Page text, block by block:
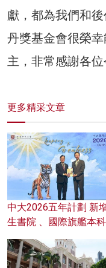
獻，都為我們和
丹獎基金會很榮
主，非常感謝各位
更多精采文章
中大2026五年計劃 新
生書院 、國際旗艦本